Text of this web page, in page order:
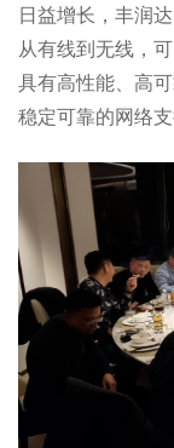
日益增长，丰润
从有线到无线，
具有高性能、高
稳定可靠的网络支